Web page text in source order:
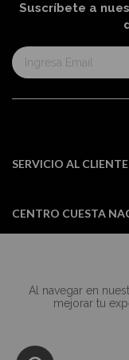
Al navegar en
mejorar tu
Suscríbete a
Suscríbase
al
informativo:
SERVICIO AL CLIENTE
CENTRO CUESTA